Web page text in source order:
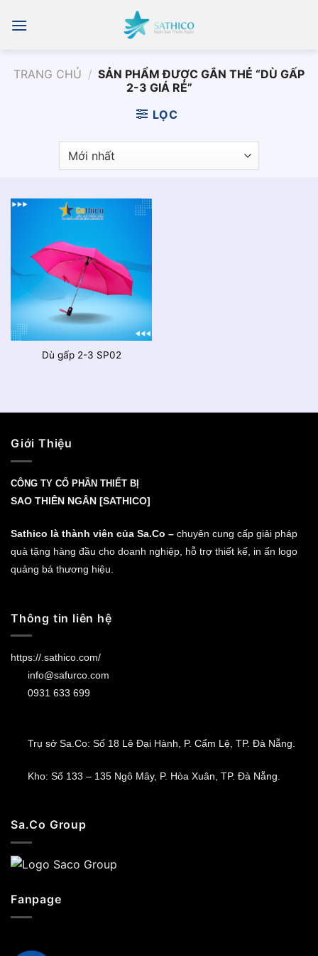
đến
TRANG CHỦ / SẢN PHẨM ĐƯỢC GẮN THẺ “DÙ GẤP
2-3 GIÁ RẺ”
LỌC
Dù gấp 2-3 SP02
Giới Thiệu
CÔNG TY CỔ PHẦN THIẾT BỊ
SAO THIÊN NGÂN [SATHICO]
Sathico là thành viên của Sa.Co – chuyên cung cấp giải pháp
quà tặng hàng đầu cho doanh nghiệp, hỗ trợ thiết kế, in ấn logo
quảng bá thương hiệu.
Thông tin liên hệ
https://.sathico.com/
info@safurco.com
0931 633 699
Trụ sở Sa.Co: Số 18 Lê Đại Hành, P. Cẩm Lệ, TP. Đà Nẵng.
Kho: Số 133 – 135 Ngô Mây, P. Hòa Xuân, TP. Đà Nẵng.
Sa.Co Group
Fanpage